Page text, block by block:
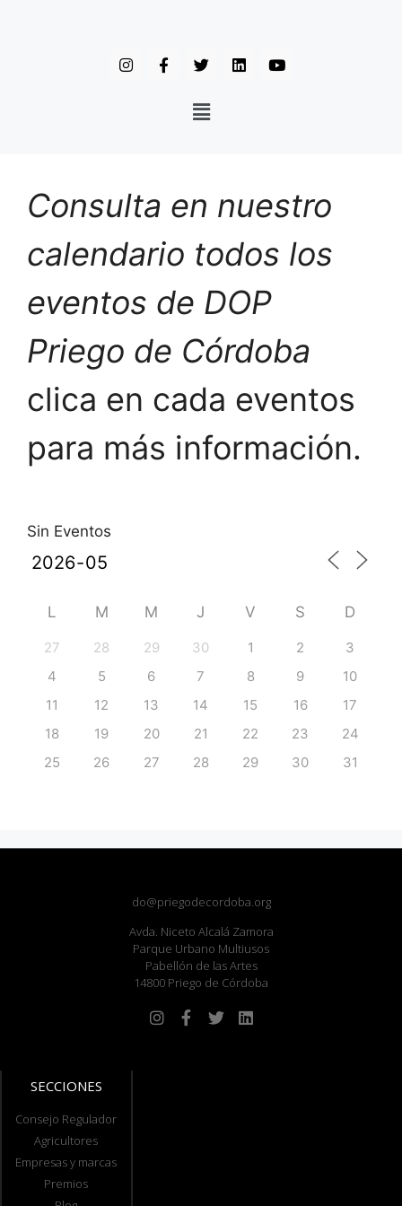
Consulta en nuestro
calendario todos los
eventos de DOP
Priego de Córdoba
clica en cada eventos
para más información.
Sin Eventos
L M M J V S D
27 28 29 30 1 2
3
4
5 6 7 8 9
10
11
12 13 14 15 16
17
18
19 20 21 22 23
24
25
26 27 28 29 30 31
do@priegodecordoba.org
Avda. Niceto Alcalá Zamora
Parque Urbano Multiusos
Pabellón de las Artes
14800 Priego de Córdoba
SECCIONES
Consejo Regulador
Agricultores
Empresas y marcas
Premios